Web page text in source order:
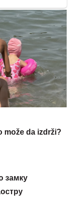
može da izdrži?
замку